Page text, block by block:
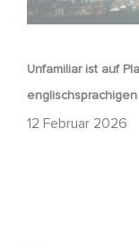
Unfamiliar ist auf
12 Februar 2026